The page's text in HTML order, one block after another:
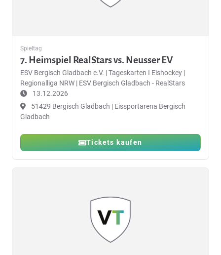
Spieltag
7. Heimspiel RealStars vs. Neusser EV
ESV Bergisch Gladbach e.V. |Tageskarten I Eishockey |
Regionalliga NRW | ESV Bergisch Gladbach - RealStars
13.12.2026
51429 Bergisch Gladbach | Eissportarena Bergisch
Gladbach
Tickets kaufen